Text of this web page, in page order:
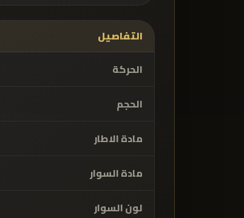
التفاصيل
الحركة
الحجم
مادة الاطار
مادة السوار
لون السوار